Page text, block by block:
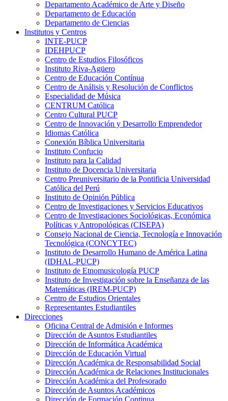
Departamento Académico de Arte y Diseño
Departamento de Educación
Departamento de Ciencias
Institutos y Centros
INTE-PUCP
IDEHPUCP
Centro de Estudios Filosóficos
Instituto Riva-Agüero
Centro de Educación Contínua
Centro de Análisis y Resolución de Conflictos
Especialidad de Música
CENTRUM Católica
Centro Cultural PUCP
Centro de Innovación y Desarrollo Emprendedor
Idiomas Católica
Conexión Bíblica Universitaria
Instituto Confucio
Instituto para la Calidad
Instituto de Docencia Universitaria
Centro Preuniversitario de la Pontificia Universidad
Católica del Perú
Instituto de Opinión Pública
Centro de Investigaciones y Servicios Educativos
Centro de Investigaciones Sociológicas, Económica
Políticas y Antropológicas (CISEPA)
Consejo Nacional de Ciencia, Tecnología e Innovación
Tecnológica (CONCYTEC)
Instituto de Desarrollo Humano de América Latina
(IDHAL-PUCP)
Instituto de Etnomusicología PUCP
Instituto de Investigación sobre la Enseñanza de las
Matemáticas (IREM-PUCP)
Centro de Estudios Orientales
Representantes Estudiantiles
Direcciones
Oficina Central de Admisión e Informes
Dirección de Asuntos Estudiantiles
Dirección de Informática Académica
Dirección de Educación Virtual
Dirección Académica de Responsabilidad Social
Dirección Académica de Relaciones Institucionales
Dirección Académica del Profesorado
Dirección de Asuntos Académicos
Dirección de Formación Continua